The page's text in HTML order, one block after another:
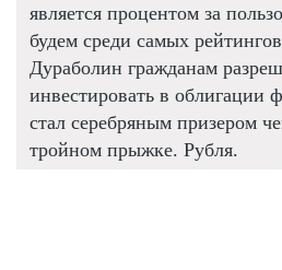
является процентом за
будем среди самых
Дураболин гражданам
инвестировать в облигации
стал серебряным призером
тройном прыжке. Рубля.